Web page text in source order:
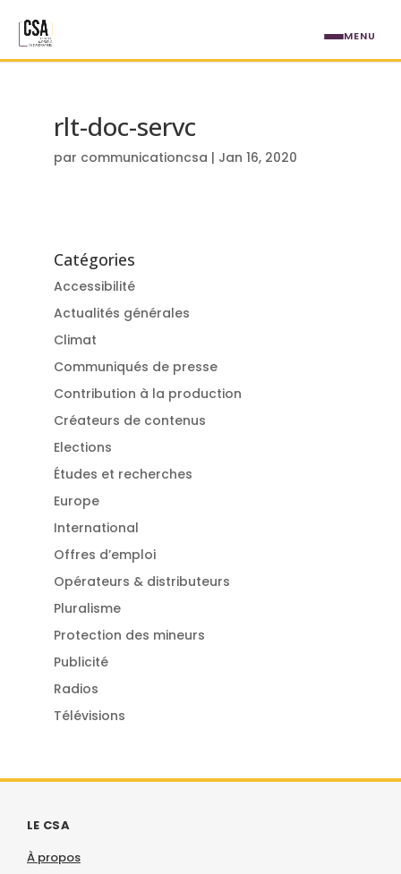
rlt-doc-servc
par communicationcsa | Jan 16, 2020
Catégories
Accessibilité
Actualités générales
Climat
Communiqués de presse
Contribution à la production
Créateurs de contenus
Elections
Études et recherches
Europe
International
Offres d’emploi
Opérateurs & distributeurs
Pluralisme
Protection des mineurs
Publicité
Radios
Télévisions
LE CSA
À propos
MENU